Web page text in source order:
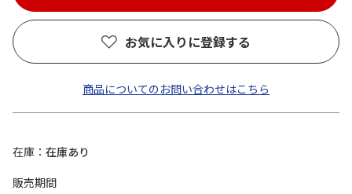
お気に入りに登録する
商品についてのお問い合わせはこちら
在庫
在庫あり
販売期間